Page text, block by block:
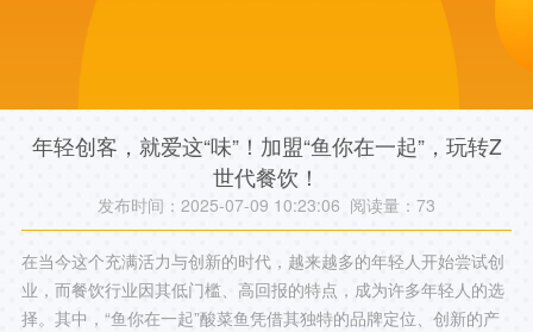
年轻创客，就爱这“味”！加盟“鱼你在一起”，玩转Z
世代餐饮！
发布时间：2025-07-09 10:23:06 阅读量： 73
在当今这个充满活力与创新的时代，越来越多的年轻人开始尝试创
业，而餐饮行业因其低门槛、高回报的特点，成为许多年轻人的选
择。其中，“鱼你在一起”酸菜鱼凭借其独特的品牌定位、创新的产